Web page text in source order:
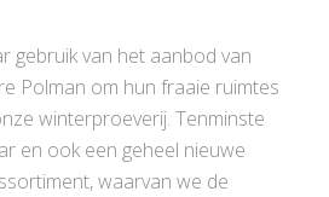
gebruik van het aanbod van
Polman om hun fraaie ruimtes
winterproeverij. Tenminste
en ook een geheel nieuwe
waarvan we de